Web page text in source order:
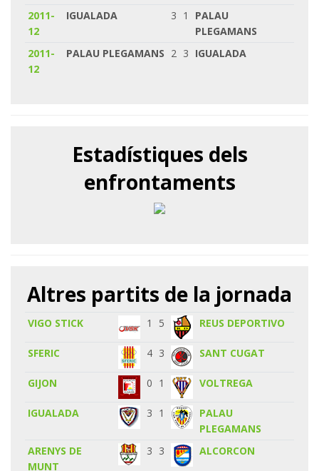
2011-
12
IGUALADA 3 1
PALAU
PLEGAMANS
2011-
12
PALAU PLEGAMANS 2 3 IGUALADA
Estadístiques dels
enfrontaments
Altres partits de la jornada
VIGO STICK 1 5 REUS DEPORTIVO
SFERIC 4 3 SANT CUGAT
GIJON 0 1 VOLTREGA
IGUALADA 3 1
PALAU
PLEGAMANS
ARENYS DE
MUNT
3 3 ALCORCON